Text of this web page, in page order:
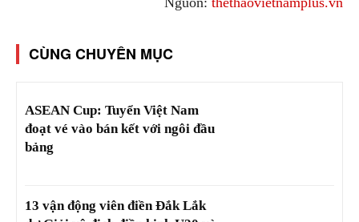
CÙNG CHUYÊN MỤC
ASEAN Cup: Tuyển Việt Nam
đoạt vé vào bán kết với ngôi đầu
bảng
13 vận động viên điền Đắk Lắk